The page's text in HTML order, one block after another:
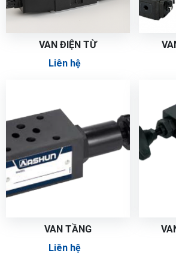
VAN ĐIỆN TỪ
Liên hệ
VAN TẦNG
Liên hệ